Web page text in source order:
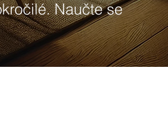
Naučte se